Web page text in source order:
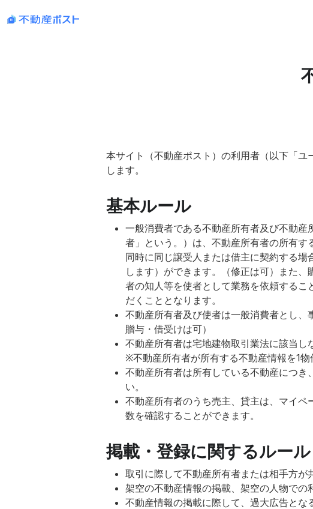
本サイト（不動産ポスト）の利用者（以下「
します。
基本ルール
一般消費者である不動産所有者及び不動
者」という。）は、不動産所有者の所有す
同時に同じ譲受人または借主に契約する
します）ができます。（修正は可）また
者の知人等を使者として業務を依頼する
だくこととなります。
不動産所有者及び使者は一般消費者とし、
贈与・借受けは可）
不動産所有者は宅地建物取引業法に該当し
※不動産所有者が所有する不動産情報を1
不動産所有者は所有している不動産につ
い。
不動産所有者のうち売主、貸主は、マイ
数を確認することができます。
掲載・登録に関するルール
取引に際して不動産所有者または相手方が
架空の不動産情報の掲載、架空の人物での
不動産情報の掲載に際して、過大広告と